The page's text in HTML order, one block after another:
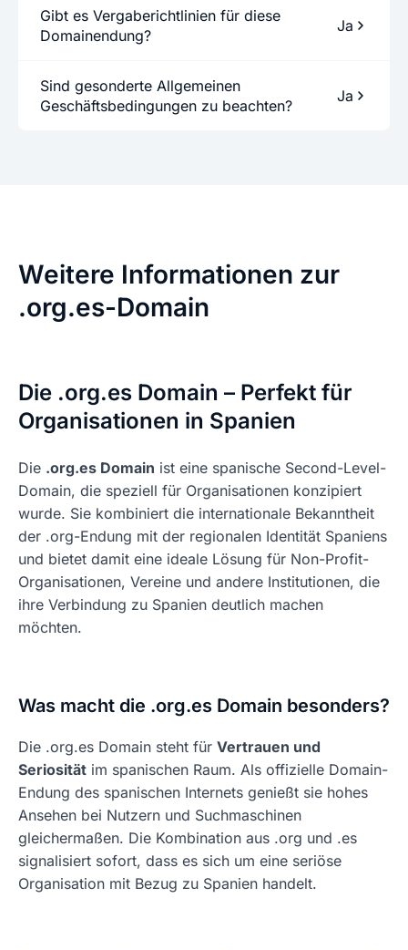
Gibt es Vergaberichtlinien für diese
Domainendung?
Ja
Sind gesonderte Allgemeinen
Geschäftsbedingungen zu beachten?
Ja
Weitere Informationen zur
.org.es-Domain
Die .org.es Domain – Perfekt für
Organisationen in Spanien
Die .org.es Domain ist eine spanische Second-Level-
Domain, die speziell für Organisationen konzipiert
wurde. Sie kombiniert die internationale Bekanntheit
der .org-Endung mit der regionalen Identität Spaniens
und bietet damit eine ideale Lösung für Non-Profit-
Organisationen, Vereine und andere Institutionen, die
ihre Verbindung zu Spanien deutlich machen
möchten.
Was macht die .org.es Domain besonders?
Die .org.es Domain steht für Vertrauen und
Seriosität im spanischen Raum. Als offizielle Domain-
Endung des spanischen Internets genießt sie hohes
Ansehen bei Nutzern und Suchmaschinen
gleichermaßen. Die Kombination aus .org und .es
signalisiert sofort, dass es sich um eine seriöse
Organisation mit Bezug zu Spanien handelt.